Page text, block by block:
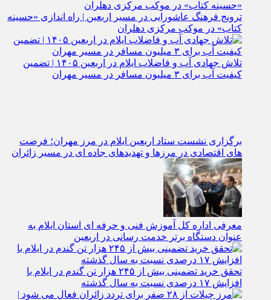
ترویج فرهنگ عاشورایی در مسیر اربعین | راه‌ اندازی «حسینه
کتاب» در موکب مرکزی دهلران
تلاش جهادی آب و فاضلاب ایلام در اربعین ۱۴۰۵ | تضمین
برگزاری نشست ستاد اربعین ایلام در مرز مهران؛ فرصت‌
های اقتصادی در مرزها و تهدیدهای جاده‌ ای در مسیر زائران
معرفی اداره کل آموزش فنی و حرفه‌ ای استان ایلام به‌
عنوان دستگاه برتر خدمت‌ رسانی در اربعین
تحقق خرید تضمینی بیش از ۲۴۵ هزار تن گندم در ایلام با
افزایش ۱۷ درصدی نسبت به سال گذشته